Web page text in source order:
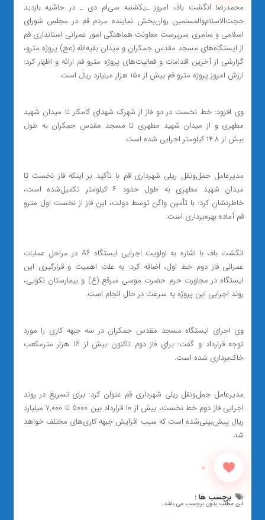
محمدرضا انگشت باف امروز _یکشنبه سی‌ام دی _ در حاشیه بازدید
حجت‌الاسلام‌والمسلمین روان‌بخش نماینده مردم قم در مجلس شورای
اسلامی و سامری سرپرست معاونت هماهنگی امور عمرانی استانداری قم
از ایستگاه‌های مسجد مقدس جمکران و میدان بقیه‌الله (عج) پروژه مترو،
گزارشی از آخرین اقدامات و فعالیت‌های پروژه مترو قم ارائه و اظهار کرد:
ارزش امروز پروژه مترو قم بیش از ۱۵۰ هزار میلیارد ریال است.
وی افزود: خط نخست در دو فاز از شهرک شهدای کامکار تا میدان شهید
مطهری و از میدان شهید مطهری تا مسجد مقدس جمکران به طول
بیش از ۱۴.۸ کیلومتر اجرایی شده است.
مدیرعامل حمل‌ونقل ریلی شهرداری قم با تأکید بر اینکه فاز نخست تا
میدان شهید مطهری به طول حدود ۶ کیلومتر تکمیل‌شده است،
خاطرنشان کرد: با تأمین واگن توسط دولت، این فاز از نخست اول مترو
قم آماده بهره‌برداری است.
انگشت باف با اشاره به اولویت اجرایی ایستگاه A۶ در مراحل عملیات
عمرانی فاز دوم خط اول، اضافه کرد: به علت اهمیت و قرارگیری این
ایستگاه در مجاورت حرم حضرت موسی مبرقع (ع) و بیمارستان نکویی،
روند اجرایی این پروژه به سرعت در حال انجام است.
وی اجرای ایستگاه مسجد مقدس جمکران در سه جبهه کاری را مورد
توجه قرارداد و گفت: برای فاز دوم تاکنون بیش از ۱۶ هزار مترمکعب
خاک‌برداری شده است.
مدیرعامل حمل‌ونقل ریلی شهرداری قم عنوان کرد: برای تسریع در روند
اجرایی فاز دوم خط نخست، بیش از ۱۰ قرارداد بین ۵۰۰۰ تا ۷,۰۰۰ میلیارد
ریال پیش‌بینی‌شده است که سبب افزایش جبهه کاری‌های مختلف خواهد
شد.
0
برچسب ها :
این مطلب بدون برچسب می باشد.